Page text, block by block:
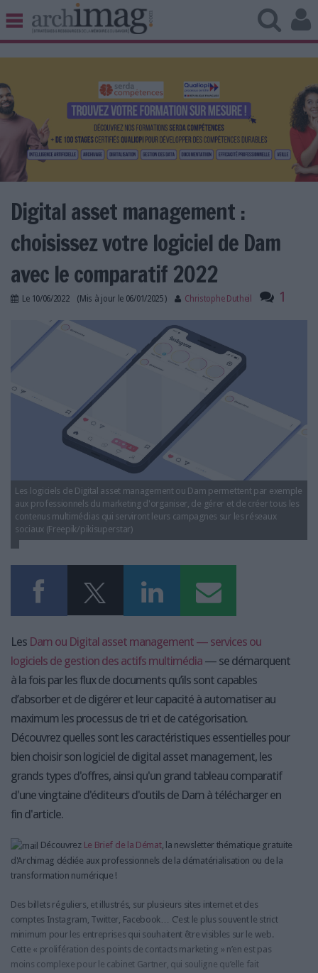
BIBLIOTHÈQUE ÉDITION
UNIVERS DATA
TRAVAIL COLLABORATIF
VIE NUMÉRIQUE
NUMÉRIQUE RESPONSABLE
LES NEWSLETTERS
LE MAGAZINE
LES GUIDES PRATIQUES
LES BASES DE DONNÉES
L'ANNUAIRE DES ACTEURS
LES LIVRES BLANCS
LES SUPPLÉMENTS
NOS OFFRES D'ABONNEMENTS
Digital asset management :
choisissez votre logiciel de Dam
avec le comparatif 2022
Le 10/06/2022 (Mis à jour le 06/01/2025) Christophe Dutheil 1
digital-asset-management-comparatif-2022.jpg
Les logiciels de Digital asset management ou Dam permettent par exemple
aux professionnels du marketing d'organiser, de gérer et de créer tous les
contenus multimédias qui serviront leurs campagnes sur les réseaux
sociaux (Freepik/pikisuperstar)
Les Dam ou Digital asset management — services ou
logiciels de gestion des actifs multimédia — se démarquent
à la fois par les flux de documents qu’ils sont capables
d’absorber et de digérer et leur capacité à automatiser au
maximum les processus de tri et de catégorisation.
Découvrez quelles sont les caractéristiques essentielles pour
bien choisir son logiciel de digital asset management, les
grands types d'offres, ainsi qu'un grand tableau comparatif
d'une vingtaine d'éditeurs d'outils de Dam à télécharger en
fin d'article.
DécouvrezLe Brief de la Démat, la newsletter thématique gratuite
d'Archimag dédiée aux professionnels de la dématérialisation ou de la
transformation numérique !
Des billets réguliers, et illustrés, sur plusieurs sites internet et des
comptes Instagram, Twitter, Facebook… C’est le plus souvent le strict
minimum pour les entreprises qui souhaitent être visibles sur le web.
Cette « prolifération des points de contacts marketing » n’en est pas
moins complexe pour le cabinet Gartner, qui souligne qu’elle fait